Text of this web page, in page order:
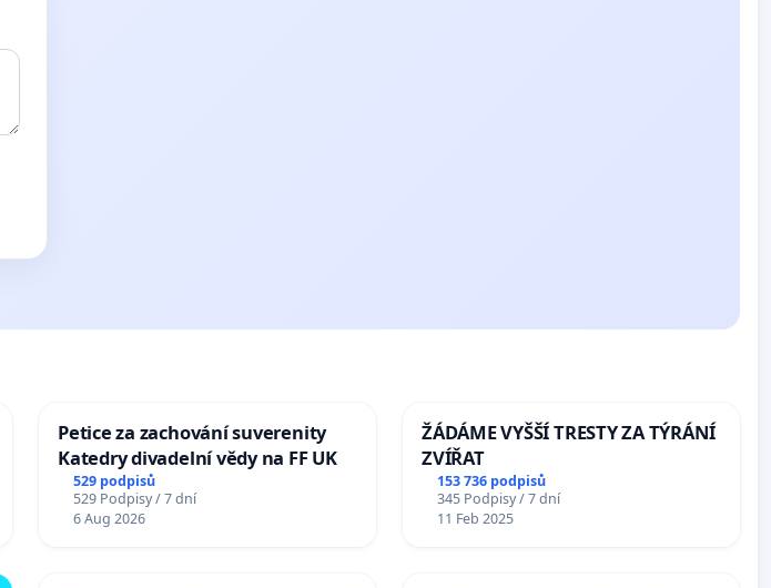
Petice za zachování suverenity
Katedry divadelní vědy na FF UK
529 podpisů
529 Podpisy / 7 dní
6 Aug 2026
ŽÁDÁME VYŠŠÍ TRESTY ZA TÝRÁNÍ
ZVÍŘAT
153 736 podpisů
345 Podpisy / 7 dní
11 Feb 2025